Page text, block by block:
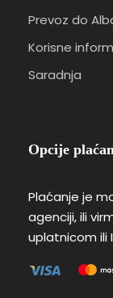
Prevoz do
Korisne
Saradnja
Opcije
Plaćanje je
agenciji, ili
uplatnicom ili